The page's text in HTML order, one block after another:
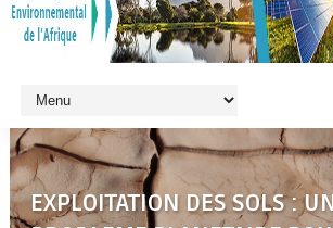
EXPLOITATION DES SOLS :